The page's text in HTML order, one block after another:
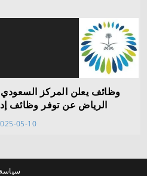
وظائف يعلن المركز السعودي
الرياض عن توفر وظائف
05-10